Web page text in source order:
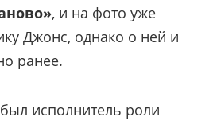
, и на фото уже
Джонс, однако о ней и
ранее.
исполнитель роли